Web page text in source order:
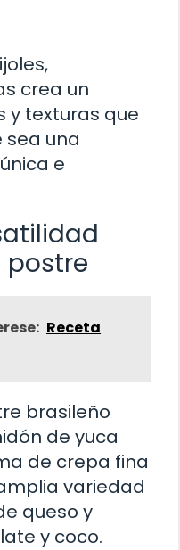
crea un
y texturas que
sea una
e
postre
Receta
brasileño
de yuca
de crepa fina
variedad
queso y
y coco.